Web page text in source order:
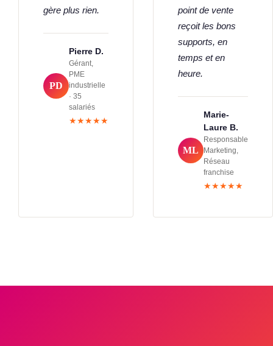
gère plus rien.
PD
Pierre D.
Gérant,
PME
industrielle
· 35
salariés
★★★★★
point de vente
reçoit les bons
supports, en
temps et en
heure.
ML
Marie-
Laure B.
Responsable
Marketing,
Réseau
franchise
★★★★★